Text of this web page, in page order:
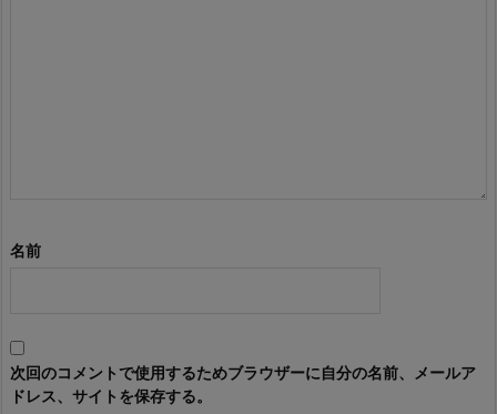
名前
次回のコメントで使用するためブラウザーに自分の名前、メールア
ドレス、サイトを保存する。